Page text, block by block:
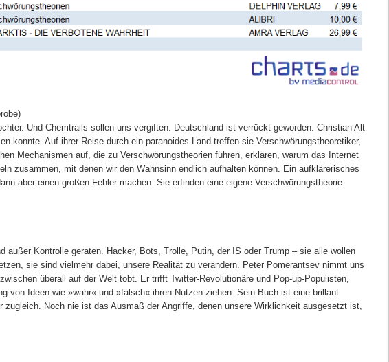
Und Chemtrails sollen uns vergiften. Deutschland ist verrückt geworden. Christian Alt
konnte. Auf ihrer Reise durch ein paranoides Land treffen sie Verschwörungstheoretiker,
Mechanismen auf, die zu Verschwörungstheorien führen, erklären, warum das Internet
zusammen, mit denen wir den Wahnsinn endlich aufhalten können. Ein aufklärerisches
aber einen großen Fehler machen: Sie erfinden eine eigene Verschwörungstheorie.
außer Kontrolle geraten. Hacker, Bots, Trolle, Putin, der IS oder Trump – sie alle wollen
sie sind vielmehr dabei, unsere Realität zu verändern. Peter Pomerantsev nimmt uns
überall auf der Welt tobt. Er trifft Twitter-Revolutionäre und Pop-up-Populisten,
von Ideen wie »wahr« und »falsch« ihren Nutzen ziehen. Sein Buch ist eine brillant
zugleich. Noch nie ist das Ausmaß der Angriffe, denen unsere Wirklichkeit ausgesetzt ist,